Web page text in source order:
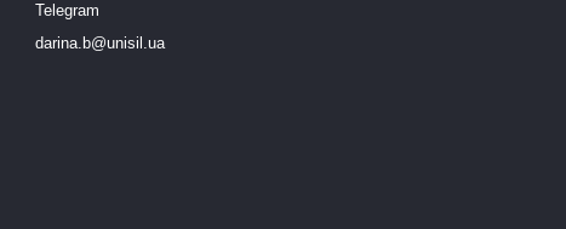
Telegram
darina.b@unisil.ua